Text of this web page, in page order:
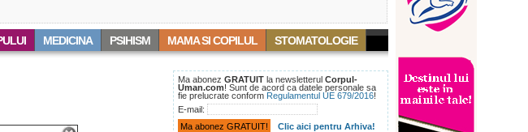
MEDICINA PSIHISM MAMA SI COPILUL STOMATOLOGIE
Ma abonez GRATUIT la newsletterul Corpul-
Uman.com! Sunt de acord ca datele personale sa
fie prelucrate conform Regulamentul UE 679/2016!
E-mail:
Clic aici pentru Arhiva!